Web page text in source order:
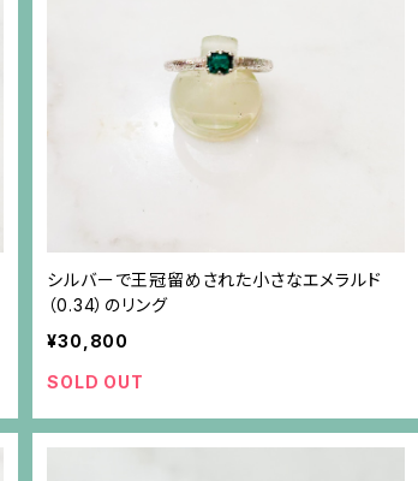
シルバーで王冠留めされた小さなエメラルド
（0.34）のリング
¥30,800
SOLD OUT